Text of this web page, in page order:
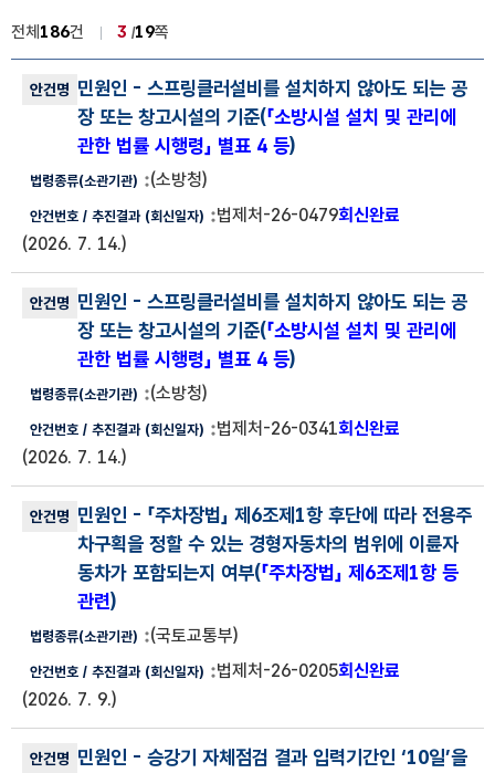
전체 186건 3 19쪽
법령해석사례 번호, 안건명, 법령종류(소관기관), 안건번호, 추진결과
민원인 - 스프링클러설비를 설치하지 않아도 되는 공
장 또는 창고시설의 기준(「소방시설 설치 및 관리에
관한 법률 시행령」 별표 4 등)
(소방청)
법제처-26-0479회신완료
(2026. 7. 14.)
민원인 - 스프링클러설비를 설치하지 않아도 되는 공
장 또는 창고시설의 기준(「소방시설 설치 및 관리에
관한 법률 시행령」 별표 4 등)
(소방청)
법제처-26-0341회신완료
(2026. 7. 14.)
민원인 - 「주차장법」 제6조제1항 후단에 따라 전용주
차구획을 정할 수 있는 경형자동차의 범위에 이륜자
동차가 포함되는지 여부(「주차장법」 제6조제1항 등
관련)
(국토교통부)
법제처-26-0205회신완료
(2026. 7. 9.)
민원인 - 승강기 자체점검 결과 입력기간인 ‘10일’을